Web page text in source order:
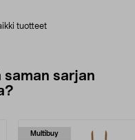
tuotteet
saman sarjan
Multibuy